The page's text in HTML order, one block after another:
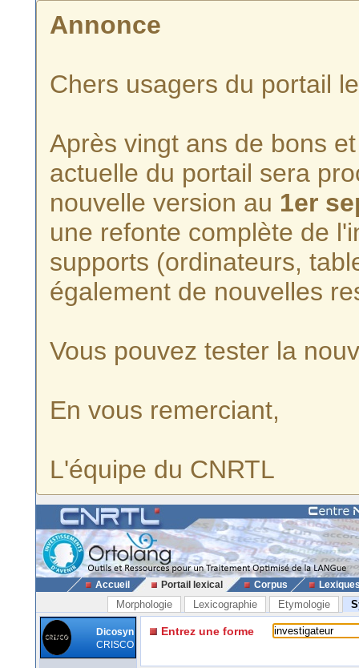
Annonce
Chers usagers du portail
Après vingt ans de bons
actuelle du portail sera
nouvelle version au 1er
une refonte complète de
supports (ordinateurs,
également de nouvelles
Vous pouvez tester la
En vous remerciant,
L'équipe du CNRTL
Accueil Portail lexical Corpus
Morphologie Lexicographie Etymologie
Dicosyn
CRISCO
Entrez une forme